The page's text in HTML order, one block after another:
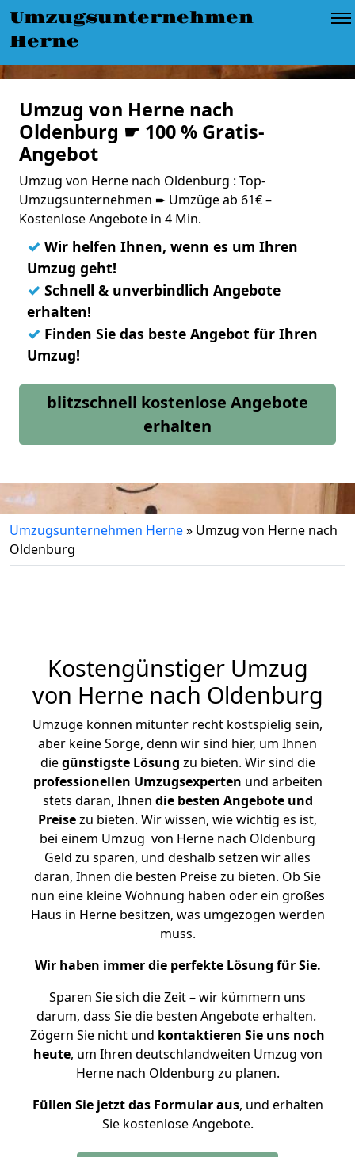
Umzugsunternehmen
Herne
Umzug von Herne nach
Oldenburg ☛ 100 % Gratis-
Angebot
Umzug von Herne nach Oldenburg : Top-
Umzugsunternehmen ➨ Umzüge ab 61€ –
Kostenlose Angebote in 4 Min.
✓ Wir helfen Ihnen, wenn es um Ihren
Umzug geht!
✓ Schnell & unverbindlich Angebote
erhalten!
✓ Finden Sie das beste Angebot für Ihren
Umzug!
blitzschnell kostenlose Angebote
erhalten
Umzugsunternehmen Herne» Umzug von Herne nach
Oldenburg
Kostengünstiger Umzug
von Herne nach Oldenburg
Umzüge können mitunter recht kostspielig sein,
aber keine Sorge, denn wir sind hier, um Ihnen
diegünstigste Lösung zu bieten. Wir sind die
professionellen Umzugsexperten und arbeiten
stets daran, Ihnen die besten Angebote und
Preisezu bieten. Wir wissen, wie wichtig es ist,
bei einem Umzug von Herne nach Oldenburg
Geld zu sparen, und deshalb setzen wir alles
daran, Ihnen die besten Preise zu bieten. Ob Sie
nun eine kleine Wohnung haben oder ein großes
Haus in Herne besitzen, was umgezogen werden
muss.
Wir haben immer die perfekte Lösung für Sie.
Sparen Sie sich die Zeit – wir kümmern uns
darum, dass Sie die besten Angebote erhalten.
Zögern Sie nicht und kontaktieren Sie uns noch
heute, um Ihren deutschlandweiten Umzug von
Herne nach Oldenburg zu planen.
Füllen Sie jetzt das Formular aus, und erhalten
Sie kostenlose Angebote.